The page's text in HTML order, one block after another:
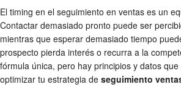
El timing en el seguimiento en ventas es un
Contactar demasiado pronto puede ser
mientras que esperar demasiado tiempo
prospecto pierda interés o recurra a la
fórmula única, pero hay principios y datos
optimizar tu estrategia de seguimiento